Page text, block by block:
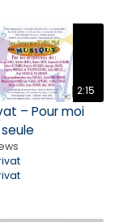
2:15
– Pour moi